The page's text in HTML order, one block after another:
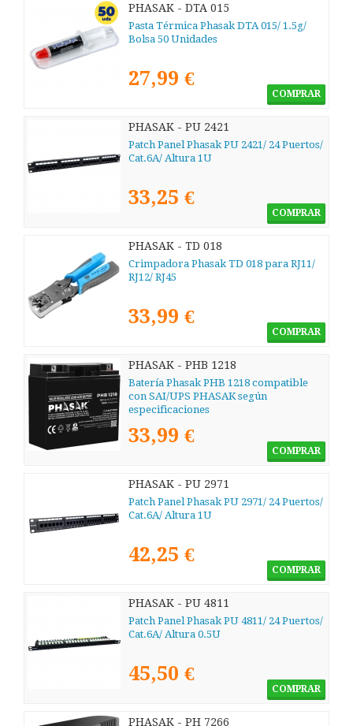
PHASAK - DTA 015
Pasta Térmica Phasak DTA 015/ 1.5g/
Bolsa 50 Unidades
27,99 €
COMPRAR
PHASAK - PU 2421
Patch Panel Phasak PU 2421/ 24 Puertos/
Cat.6A/ Altura 1U
33,25 €
COMPRAR
PHASAK - TD 018
Crimpadora Phasak TD 018 para RJ11/
RJ12/ RJ45
33,99 €
COMPRAR
PHASAK - PHB 1218
Batería Phasak PHB 1218 compatible
con SAI/UPS PHASAK según
especificaciones
33,99 €
COMPRAR
PHASAK - PU 2971
Patch Panel Phasak PU 2971/ 24 Puertos/
Cat.6A/ Altura 1U
42,25 €
COMPRAR
PHASAK - PU 4811
Patch Panel Phasak PU 4811/ 24 Puertos/
Cat.6A/ Altura 0.5U
45,50 €
COMPRAR
PHASAK - PH 7266